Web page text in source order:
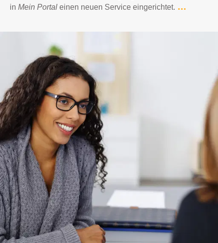
in Mein Portal einen neuen Service eingerichtet. ...